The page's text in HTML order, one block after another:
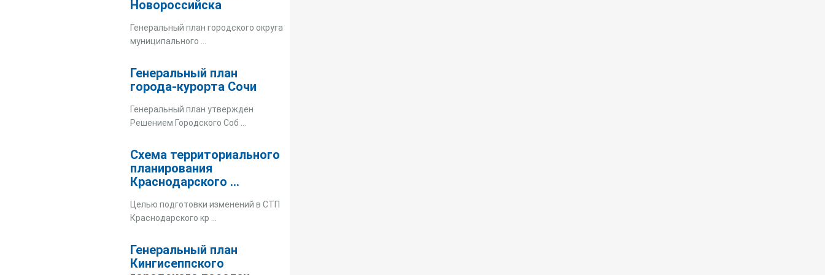
Новороссийска
Генеральный план городского округа
муниципального ...
Генеральный план
города-курорта Сочи
Генеральный план утвержден
Решением Городского Соб ...
Схема территориального
планирования
Краснодарского ...
Целью подготовки изменений в СТП
Краснодарского кр ...
Генеральный план
Кингисеппского